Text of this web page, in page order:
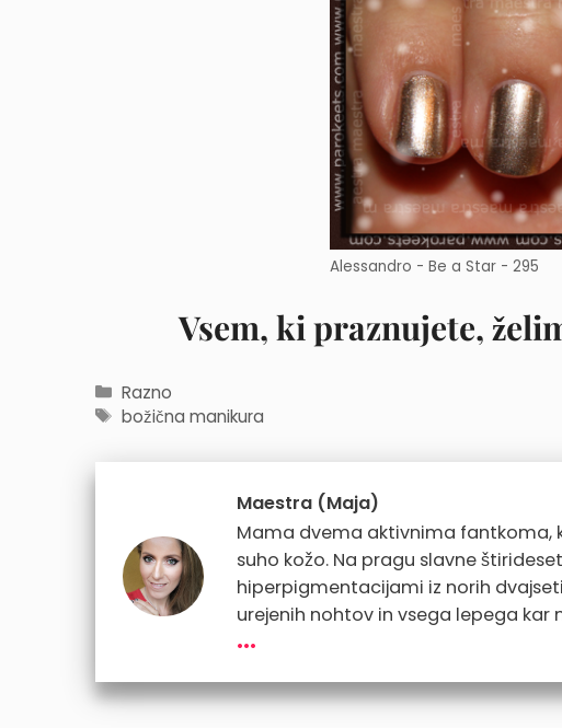
Alessandro - Be a Star - 295
Vsem, ki praznujete,
Categories
Razno
Tags
božična manikura
Maestra (Maja)
Mama dvema aktivnima fantkoma,
suho kožo. Na pragu slavne
hiperpigmentacijami iz norih
urejenih nohtov in vsega lepega kar
...